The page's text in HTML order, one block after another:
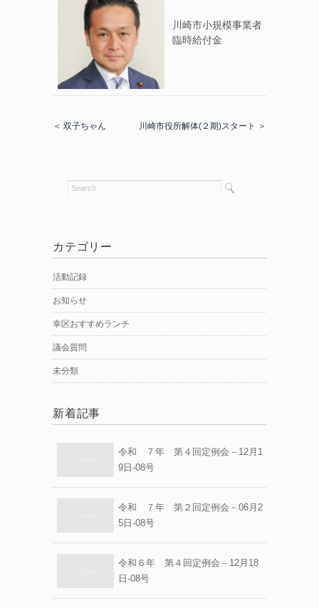
川崎市小規模事業者
臨時給付金
＜ 双子ちゃん 川崎市役所解体(２期)スタート ＞
カテゴリー
活動記録
お知らせ
幸区おすすめランチ
議会質問
未分類
新着記事
令和 ７年 第４回定例会－12月1
9日-08号
令和 ７年 第２回定例会－06月2
5日-08号
令和６年 第４回定例会－12月18
日-08号